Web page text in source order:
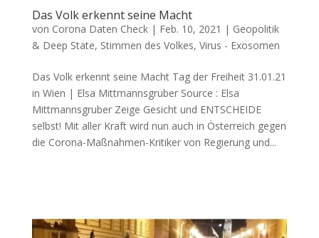
Das Volk erkennt seine Macht
von Corona Daten Check| Feb. 10, 2021 | Geopolitik
& Deep State, Stimmen des Volkes, Virus - Exosomen
Das Volk erkennt seine Macht Tag der Frei­heit 31.01.21
in Wien | Elsa Mittmannsgruber Source : Elsa
Mittmannsgruber Zei­ge Gesicht und ENTSCHEIDE
selbst! Mit aller Kraft wird nun auch in Öster­reich gegen
die Coro­na-Maß­nah­men-Kri­ti­ker von Regie­rung und...